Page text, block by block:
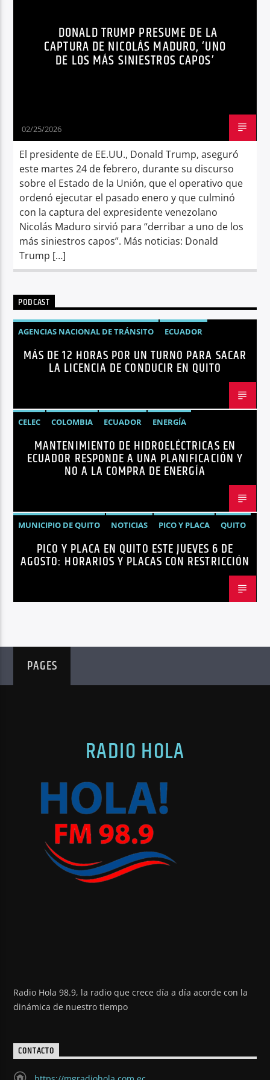
Radio hola
NICOLÁS MADURO
NOTICIAS
DONALD TRUMP PRESUME DE LA
CAPTURA DE NICOLÁS MADURO, ‘UNO
DE LOS MÁS SINIESTROS CAPOS’
02/25/2026
El presidente de EE.UU., Donald Trump, aseguró
este martes 24 de febrero, durante su discurso
sobre el Estado de la Unión, que el operativo que
ordenó ejecutar el pasado enero y que culminó
con la captura del expresidente venezolano
Nicolás Maduro sirvió para “derribar a uno de los
más siniestros capos”. Más noticias: Donald
Trump […]
PODCAST
AGENCIAS NACIONAL DE TRÁNSITO
ECUADOR
LICENCIAS
NOTICIAS
MÁS DE 12 HORAS POR UN TURNO PARA SACAR
LA LICENCIA DE CONDUCIR EN QUITO
CELEC COLOMBIA ECUADOR
ENERGÍA
HIDROELÉCTRICAS
NOTICIAS
MANTENIMIENTO DE HIDROELÉCTRICAS EN
ECUADOR RESPONDE A UNA PLANIFICACIÓN Y
NO A LA COMPRA DE ENERGÍA
MUNICIPIO DE QUITO NOTICIAS PICO Y PLACA QUITO
PICO Y PLACA EN QUITO ESTE JUEVES 6 DE
AGOSTO: HORARIOS Y PLACAS CON RESTRICCIÓN
PAGES
RADIO HOLA
Radio Hola 98.9, la radio que crece día a día acorde con la
dinámica de nuestro tiempo
CONTACTO